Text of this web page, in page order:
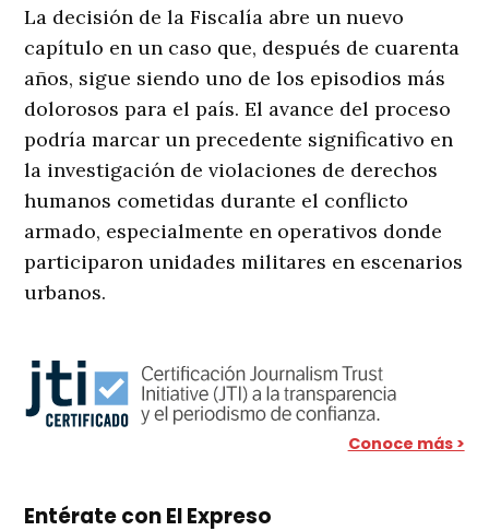
La decisión de la Fiscalía abre un nuevo
capítulo en un caso que, después de cuarenta
años, sigue siendo uno de los episodios más
dolorosos para el país. El avance del proceso
podría marcar un precedente significativo en
la investigación de violaciones de derechos
humanos cometidas durante el conflicto
armado, especialmente en operativos donde
participaron unidades militares en escenarios
urbanos.
Conoce más >
Entérate con El Expreso